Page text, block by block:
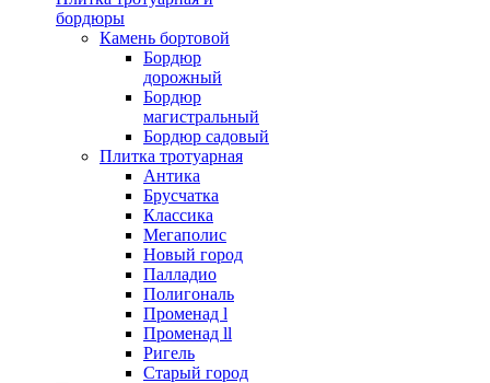
бордюры
Камень бортовой
Бордюр
дорожный
Бордюр
магистральный
Бордюр садовый
Плитка тротуарная
Антика
Брусчатка
Классика
Мегаполис
Новый город
Палладио
Полигональ
Променад l
Променад ll
Ригель
Старый город